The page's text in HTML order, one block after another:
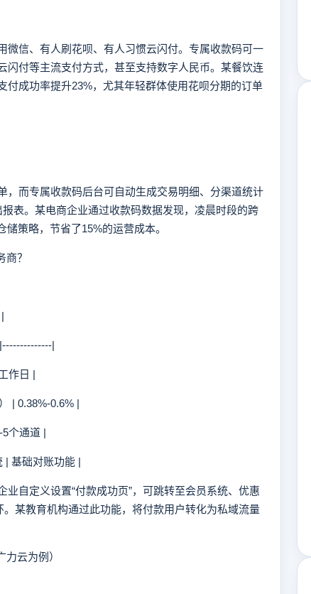
信、有人刷花呗、有人习惯云闪付。专属收款码可一
闪付等主流支付方式，甚至支持数字人民币。某餐饮连
付成功率提升23%，尤其年轻群体使用花呗分期的订单
而专属收款码后台可自动生成交易明细、分渠道统计
表。某电商企业通过收款码数据发现，凌晨时段的跨
策略，节省了15%的运营成本。
？
|
作日 |
| 0.38%-0.6% |
个通道 |
基础对账功能 |
自定义设置“付款成功页”，可跳转至会员系统、优惠
某教育机构通过此功能，将付款用户转化为私域流量
云为例）